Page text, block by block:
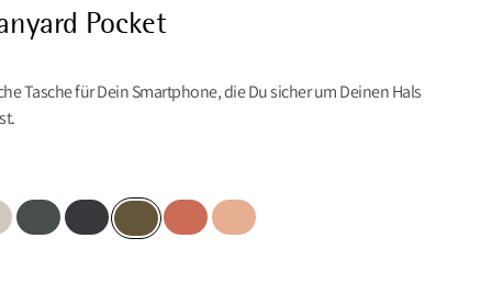
Pocket
Tasche für Dein Smartphone, die Du sicher um Deinen Hals
Dark TealRavenOlive Cloud BerrySalmon